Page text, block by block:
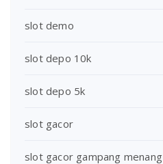
slot demo
slot depo 10k
slot depo 5k
slot gacor
slot gacor gampang menang